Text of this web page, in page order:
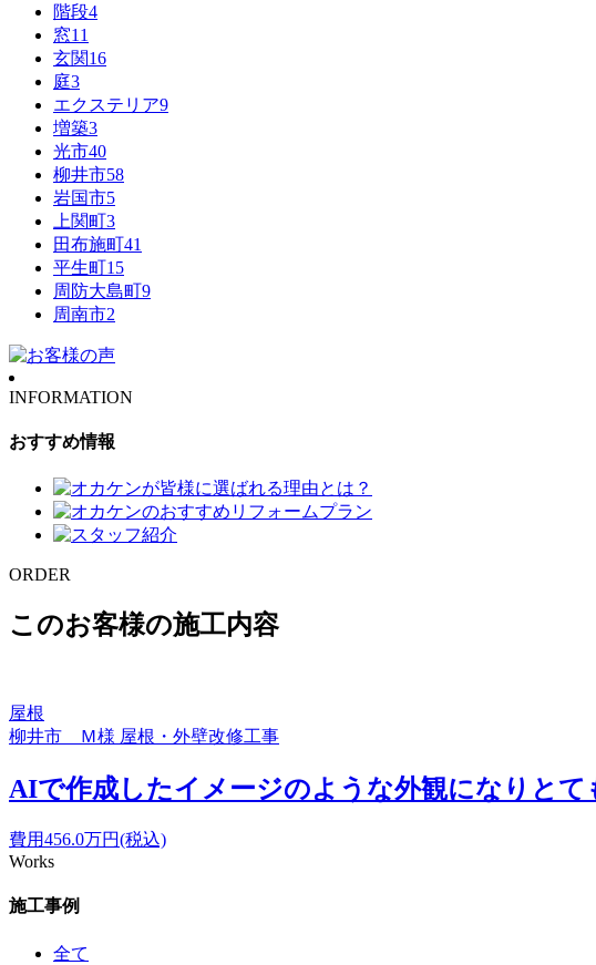
階段4
窓11
玄関16
庭3
エクステリア9
増築3
光市40
柳井市58
岩国市5
上関町3
田布施町41
平生町15
周防大島町9
周南市2
INFORMATION
おすすめ情報
ORDER
このお客様の施工内容
屋根
柳井市 Ｍ様 屋根・外壁改修工事
AIで作成したイメージのような外観になりとて
費用456.0万円(税込)
Works
施工事例
全て